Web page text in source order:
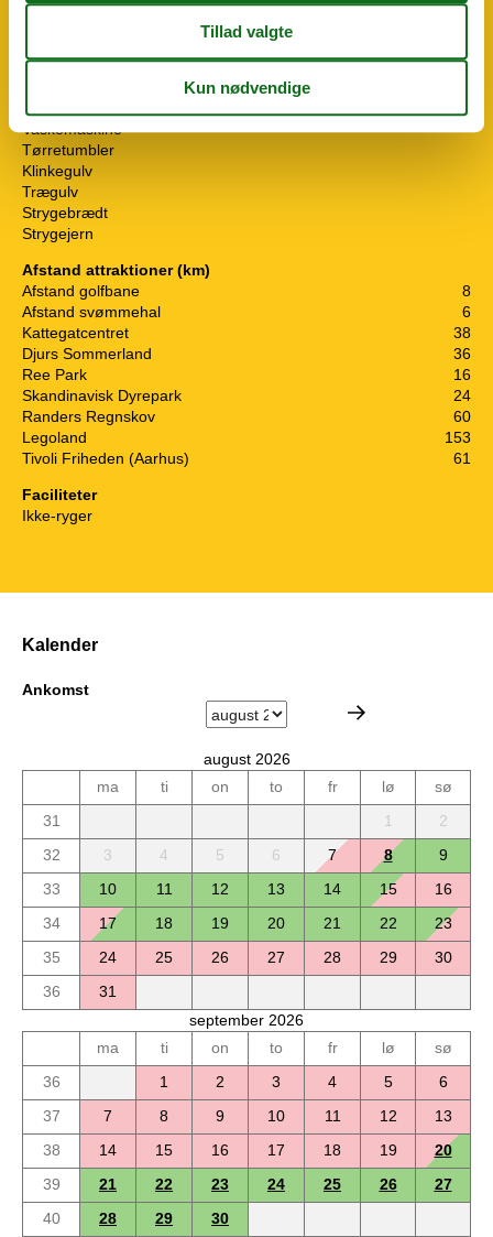
Vaskemaskine
Tørretumbler
Klinkegulv
Trægulv
Strygebrædt
Strygejern
Afstand attraktioner (km)
Afstand golfbane
8
Afstand svømmehal
6
Kattegatcentret
38
Djurs Sommerland
36
Ree Park
16
Skandinavisk Dyrepark
24
Randers Regnskov
60
Legoland
153
Tivoli Friheden (Aarhus)
61
Faciliteter
Ikke-ryger
Kalender
Ankomst
august 2026
ma
ti on to fr lø
sø
31
1
2
32
3 4 5 6 7 8
9
33
10 11 12 13 14 15
16
34
17 18 19 20 21 22
23
35
24 25 26 27 28 29
30
36
31
september 2026
ma
ti on to fr lø
sø
36
1 2 3 4 5
6
37
7 8 9 10 11 12
13
38
14 15 16 17 18 19
20
39
21 22 23 24 25 26
27
40
28 29
30